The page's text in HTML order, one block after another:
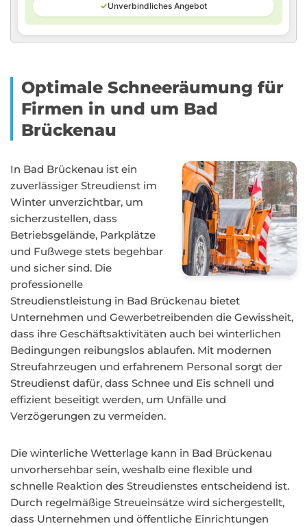
✓Unverbindliches Angebot
Optimale Schneeräumung für
Firmen in und um Bad
Brückenau
In Bad Brückenau ist ein
zuverlässiger Streudienst im
Winter unverzichtbar, um
sicherzustellen, dass
Betriebsgelände, Parkplätze
und Fußwege stets begehbar
und sicher sind. Die
professionelle
Streudienstleistung in Bad Brückenau bietet
Unternehmen und Gewerbetreibenden die Gewissheit,
dass ihre Geschäftsaktivitäten auch bei winterlichen
Bedingungen reibungslos ablaufen. Mit modernen
Streufahrzeugen und erfahrenem Personal sorgt der
Streudienst dafür, dass Schnee und Eis schnell und
effizient beseitigt werden, um Unfälle und
Verzögerungen zu vermeiden.
Die winterliche Wetterlage kann in Bad Brückenau
unvorhersehbar sein, weshalb eine flexible und
schnelle Reaktion des Streudienstes entscheidend ist.
Durch regelmäßige Streueinsätze wird sichergestellt,
dass Unternehmen und öffentliche Einrichtungen